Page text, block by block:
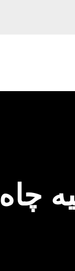
09129615767 تخلیه چاه